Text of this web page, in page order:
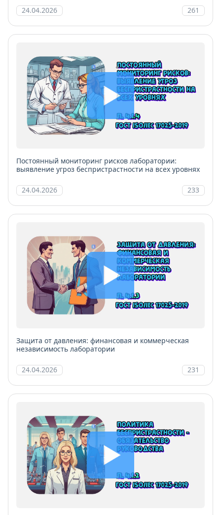
24.04.2026 261
Постоянный мониторинг рисков лаборатории:
выявление угроз беспристрастности на всех уровнях
24.04.2026 233
Защита от давления: финансовая и коммерческая
независимость лаборатории
24.04.2026 231